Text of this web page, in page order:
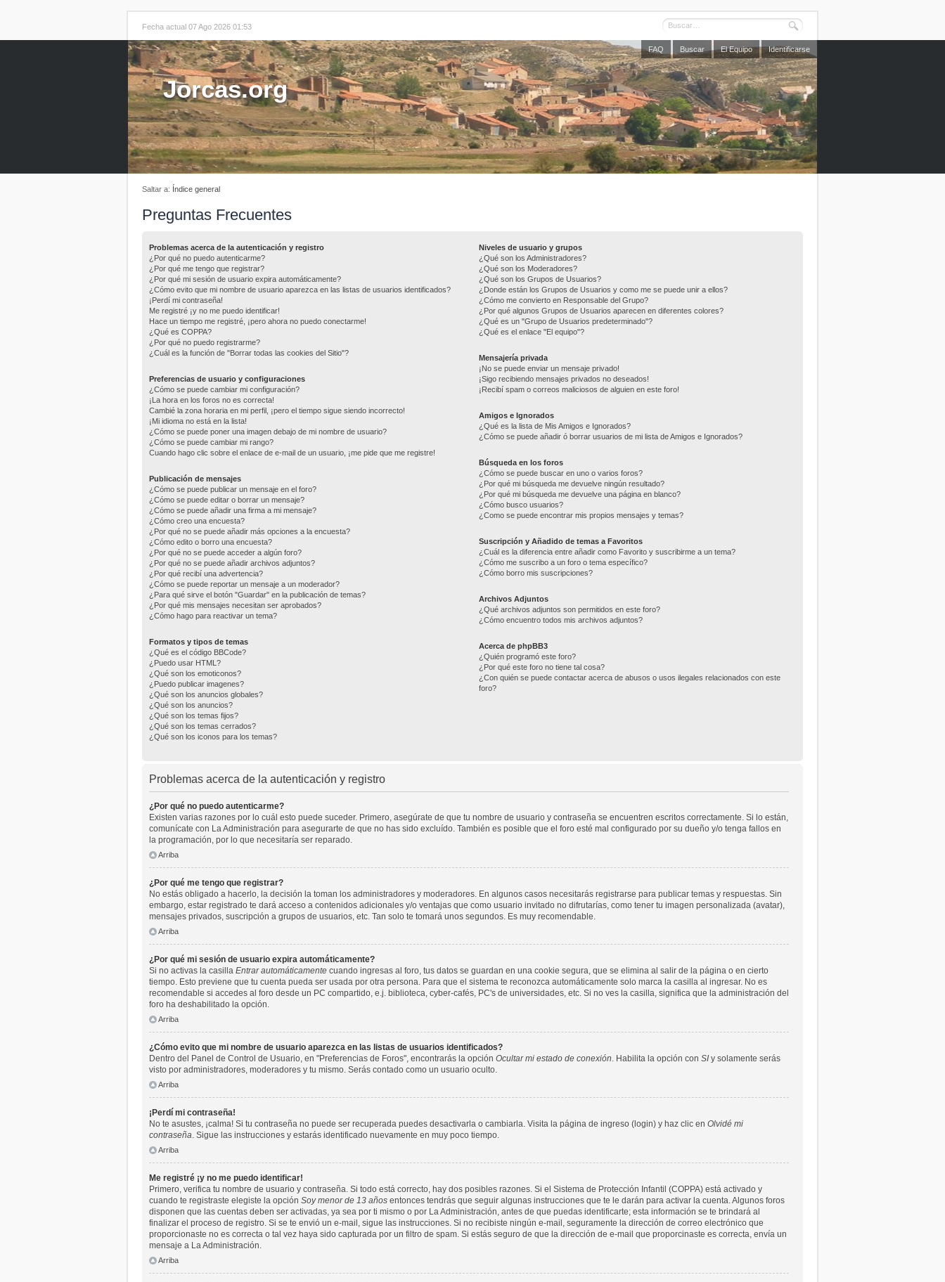
Fecha actual 07 Ago 2026 01:53
FAQ Buscar El Equipo Identificarse
Jorcas.org
Saltar a: Índice general
Preguntas Frecuentes
Problemas acerca de la autenticación y registro
¿Por qué no puedo autenticarme?
¿Por qué me tengo que registrar?
¿Por qué mi sesión de usuario expira automáticamente?
¿Cómo evito que mi nombre de usuario aparezca en las listas de usuarios identificados?
¡Perdí mi contraseña!
Me registré ¡y no me puedo identificar!
Hace un tiempo me registré, ¡pero ahora no puedo conectarme!
¿Qué es COPPA?
¿Por qué no puedo registrarme?
¿Cuál es la función de "Borrar todas las cookies del Sitio"?
Preferencias de usuario y configuraciones
¿Cómo se puede cambiar mi configuración?
¡La hora en los foros no es correcta!
Cambié la zona horaria en mi perfil, ¡pero el tiempo sigue siendo incorrecto!
¡Mi idioma no está en la lista!
¿Cómo se puede poner una imagen debajo de mi nombre de usuario?
¿Cómo se puede cambiar mi rango?
Cuando hago clic sobre el enlace de e-mail de un usuario, ¡me pide que me registre!
Publicación de mensajes
¿Cómo se puede publicar un mensaje en el foro?
¿Cómo se puede editar o borrar un mensaje?
¿Cómo se puede añadir una firma a mi mensaje?
¿Cómo creo una encuesta?
¿Por qué no se puede añadir más opciones a la encuesta?
¿Cómo edito o borro una encuesta?
¿Por qué no se puede acceder a algún foro?
¿Por qué no se puede añadir archivos adjuntos?
¿Por qué recibí una advertencia?
¿Cómo se puede reportar un mensaje a un moderador?
¿Para qué sirve el botón "Guardar" en la publicación de temas?
¿Por qué mis mensajes necesitan ser aprobados?
¿Cómo hago para reactivar un tema?
Formatos y tipos de temas
¿Qué es el código BBCode?
¿Puedo usar HTML?
¿Qué son los emoticonos?
¿Puedo publicar imagenes?
¿Qué son los anuncios globales?
¿Qué son los anuncios?
¿Qué son los temas fijos?
¿Qué son los temas cerrados?
¿Qué son los iconos para los temas?
Niveles de usuario y grupos
¿Qué son los Administradores?
¿Qué son los Moderadores?
¿Qué son los Grupos de Usuarios?
¿Donde están los Grupos de Usuarios y como me se puede unir a ellos?
¿Cómo me convierto en Responsable del Grupo?
¿Por qué algunos Grupos de Usuarios aparecen en diferentes colores?
¿Qué es un "Grupo de Usuarios predeterminado"?
¿Qué es el enlace "El equipo"?
Mensajería privada
¡No se puede enviar un mensaje privado!
¡Sigo recibiendo mensajes privados no deseados!
¡Recibí spam o correos maliciosos de alguien en este foro!
Amigos e Ignorados
¿Qué es la lista de Mis Amigos e Ignorados?
¿Cómo se puede añadir ó borrar usuarios de mi lista de Amigos e Ignorados?
Búsqueda en los foros
¿Cómo se puede buscar en uno o varios foros?
¿Por qué mi búsqueda me devuelve ningún resultado?
¿Por qué mi búsqueda me devuelve una página en blanco?
¿Cómo busco usuarios?
¿Como se puede encontrar mis propios mensajes y temas?
Suscripción y Añadido de temas a Favoritos
¿Cuál es la diferencia entre añadir como Favorito y suscribirme a un tema?
¿Cómo me suscribo a un foro o tema específico?
¿Cómo borro mis suscripciones?
Archivos Adjuntos
¿Qué archivos adjuntos son permitidos en este foro?
¿Cómo encuentro todos mis archivos adjuntos?
Acerca de phpBB3
¿Quién programó este foro?
¿Por qué este foro no tiene tal cosa?
¿Con quién se puede contactar acerca de abusos o usos ilegales relacionados con este
foro?
Problemas acerca de la autenticación y registro
¿Por qué no puedo autenticarme?
Existen varias razones por lo cuál esto puede suceder. Primero, asegúrate de que tu nombre de usuario y contraseña se encuentren escritos correctamente. Si lo están,
comunícate con La Administración para asegurarte de que no has sido excluído. También es posible que el foro esté mal configurado por su dueño y/o tenga fallos en
la programación, por lo que necesitaría ser reparado.
Arriba
¿Por qué me tengo que registrar?
No estás obligado a hacerlo, la decisión la toman los administradores y moderadores. En algunos casos necesitarás registrarse para publicar temas y respuestas. Sin
embargo, estar registrado te dará acceso a contenidos adicionales y/o ventajas que como usuario invitado no difrutarías, como tener tu imagen personalizada (avatar),
mensajes privados, suscripción a grupos de usuarios, etc. Tan solo te tomará unos segundos. Es muy recomendable.
Arriba
¿Por qué mi sesión de usuario expira automáticamente?
Si no activas la casilla Entrar automáticamente cuando ingresas al foro, tus datos se guardan en una cookie segura, que se elimina al salir de la página o en cierto
tiempo. Esto previene que tu cuenta pueda ser usada por otra persona. Para que el sistema te reconozca automáticamente solo marca la casilla al ingresar. No es
recomendable si accedes al foro desde un PC compartido, e.j. biblioteca, cyber-cafés, PC's de universidades, etc. Si no ves la casilla, significa que la administración del
foro ha deshabilitado la opción.
Arriba
¿Cómo evito que mi nombre de usuario aparezca en las listas de usuarios identificados?
Dentro del Panel de Control de Usuario, en "Preferencias de Foros", encontrarás la opción Ocultar mi estado de conexión . Habilita la opción con SI y solamente serás
visto por administradores, moderadores y tu mismo. Serás contado como un usuario oculto.
Arriba
¡Perdí mi contraseña!
No te asustes, ¡calma! Si tu contraseña no puede ser recuperada puedes desactivarla o cambiarla. Visita la página de ingreso (login) y haz clic en Olvidé mi
contraseña . Sigue las instrucciones y estarás identificado nuevamente en muy poco tiempo.
Arriba
Me registré ¡y no me puedo identificar!
Primero, verifica tu nombre de usuario y contraseña. Si todo está correcto, hay dos posibles razones. Si el Sistema de Protección Infantil (COPPA) está activado y
cuando te registraste elegiste la opción Soy menor de 13 años entonces tendrás que seguir algunas instrucciones que te le darán para activar la cuenta. Algunos foros
disponen que las cuentas deben ser activadas, ya sea por ti mismo o por La Administración, antes de que puedas identificarte; esta información se te brindará al
finalizar el proceso de registro. Si se te envió un e-mail, sigue las instrucciones. Si no recibiste ningún e-mail, seguramente la dirección de correo electrónico que
proporcionaste no es correcta o tal vez haya sido capturada por un filtro de spam. Si estás seguro de que la dirección de e-mail que proporcinaste es correcta, envía un
mensaje a La Administración.
Arriba